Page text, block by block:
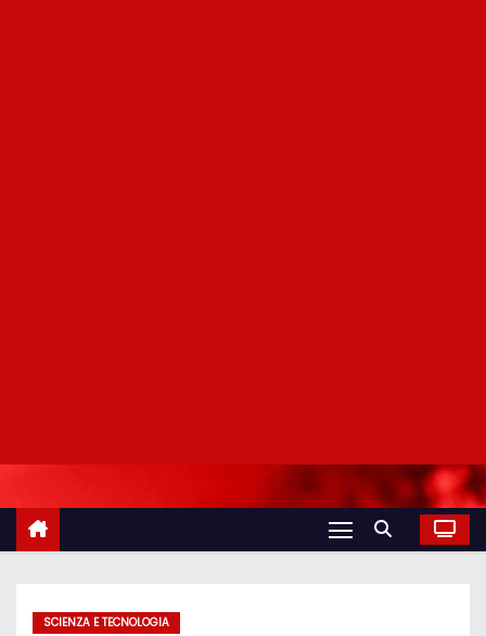
SCIENZA E TECNOLOGIA